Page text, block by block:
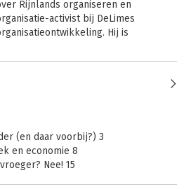
Rijnlands organiseren en
activist bij DeLimes
Hij is
kwartaalmagazine Slow
door Jaap Peters
(en daar voorbij?) 3
en economie 8
Nee! 15